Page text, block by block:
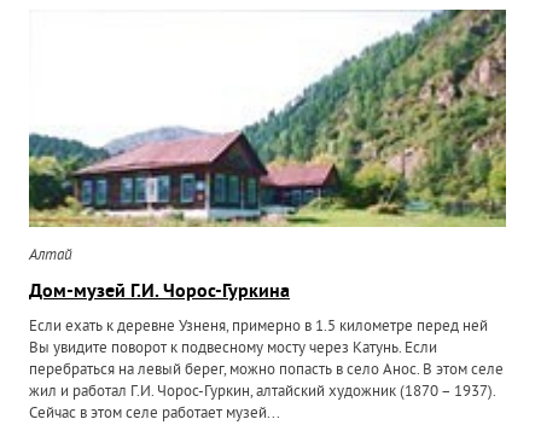
Алтай
Дом-музей Г.И. Чорос-Гуркина
Если ехать к деревне Узненя, примерно в 1.5 километре перед ней
Вы увидите поворот к подвесному мосту через Катунь. Если
перебраться на левый берег, можно попасть в село Анос. В этом селе
жил и работал Г.И. Чорос-Гуркин, алтайский художник (1870 – 1937).
Сейчас в этом селе работает музей...